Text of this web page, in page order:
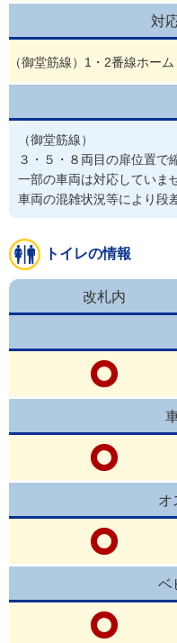
対
（御堂筋線）1・2番線ホー
（御堂筋線）
３・５・８両目の扉位置で
一部の車両は対応していま
車両の混雑状況等により段
トイレの情報
改札内
オ
ベ